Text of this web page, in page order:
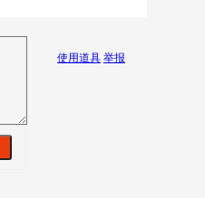
使用道具 举报